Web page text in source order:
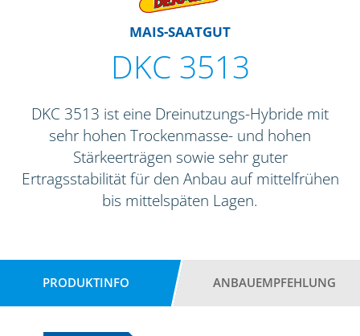
MAIS-SAATGUT
DKC 3513
DKC 3513 ist eine Dreinutzungs-Hybride mit
sehr hohen Trockenmasse- und hohen
Stärkeerträgen sowie sehr guter
Ertragsstabilität für den Anbau auf mittelfrühen
bis mittelspäten Lagen.
PRODUKTINFO ANBAUEMPFEHLUNG